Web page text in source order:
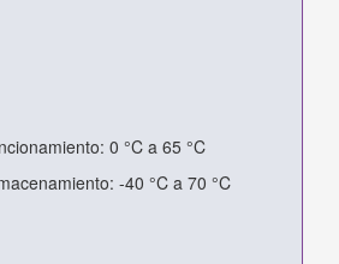
0 °C a 65 °C
-40 °C a 70 °C